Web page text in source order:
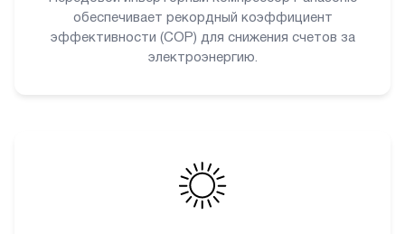
обеспечивает рекордный коэффициент
эффективности (COP) для снижения счетов за
электроэнергию.